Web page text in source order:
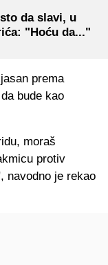
da slavi, u
"Hoću da..."
prema
bude kao
moraš
protiv
navodno je rekao